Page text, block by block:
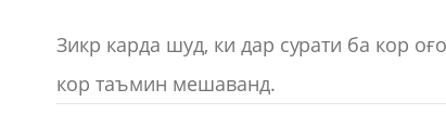
Зикр карда шуд, ки дар сурати ба кор
кор таъмин мешаванд.